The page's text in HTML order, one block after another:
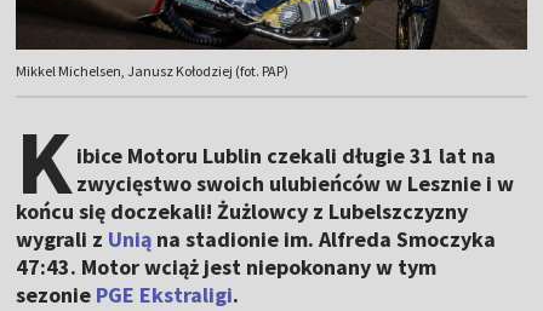
Mikkel Michelsen, Janusz Kołodziej (fot. PAP)
Kibice Motoru Lublin czekali długie 31 lat na
zwycięstwo swoich ulubieńców w Lesznie i w
końcu się doczekali! Żużlowcy z Lubelszczyzny
wygrali z Unią na stadionie im. Alfreda Smoczyka
47:43. Motor wciąż jest niepokonany w tym
sezonie PGE Ekstraligi.